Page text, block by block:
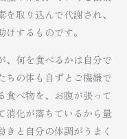
取り込んで代謝され、
するものです。
、何を食べるかは自分で
ちの体も自ずとご機嫌で
食べ物を、お腹が張って
消化が落ちているから量
と自分の体調がうまく